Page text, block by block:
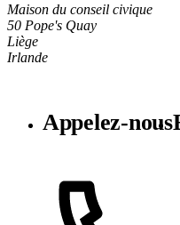
Maison du conseil civique
50 Pope's Quay
Liège
Irlande
Appelez-nous